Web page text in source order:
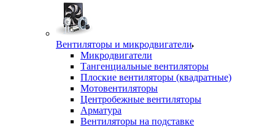
Вентиляторы и микродвигатели
Микродвигатели
Тангенциальные вентиляторы
Плоские вентиляторы (квадратные)
Мотовентиляторы
Центробежные вентиляторы
Арматура
Вентиляторы на подставке